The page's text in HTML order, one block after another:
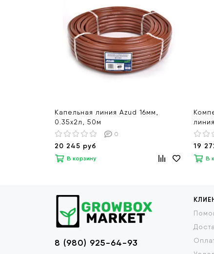
Капельная линия Azud 16мм,
0.35х2л, 50м
0
20 245 руб
В корзину
19
В
8 (980) 925-64-93